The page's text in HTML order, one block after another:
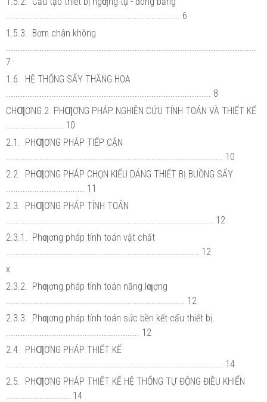
......................................................................... 6
1.5.3. Bơm chân không
7
1.6. HỆ THỐNG SẤY THĂNG HOA
...................................................................................... 8
CHƢƠNG 2 PHƢƠNG PHÁP NGHIÊN CỨU TÍNH TOÁN VÀ THIẾT KẾ
........................ 10
2.1. PHƢƠNG PHÁP TIẾP CẬN
........................................................................................... 10
2.2. PHƢƠNG PHÁP CHỌN KIỂU DÁNG THIẾT BỊ BUỒNG SẤY
................................. 11
2.3. PHƢƠNG PHÁP TÍNH TOÁN
....................................................................................... 12
2.3.1. Phƣơng pháp tính toán vật chất
................................................................................. 12
x
2.3.2. Phƣơng pháp tính toán năng lƣợng
........................................................................... 12
2.3.3. Phƣơng pháp tính toán sức bền kết cấu thiết bị
........................................................ 12
2.4. PHƢƠNG PHÁP THIẾT KẾ
........................................................................................... 14
2.5. PHƢƠNG PHÁP THIẾT KẾ HỆ THỐNG TỰ ĐỘNG ĐIỀU KHIỂN
........................... 14